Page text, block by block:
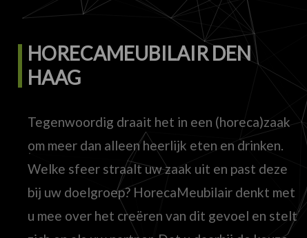
HORECAMEUBILAIR DEN
HAAG
Tegenwoordig draait het in een (horeca)zaak
om meer dan alleen heerlijk eten en drinken.
Welke sfeer straalt uw zaak uit en past deze
bij uw doelgroep? HorecaMeubilair denkt met
u mee over het creëren van dit gevoel en stelt